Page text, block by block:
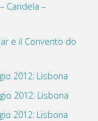
Candela –
e il Convento do
2012: Lisbona
2012: Lisbona
2012: Lisbona